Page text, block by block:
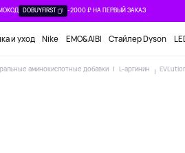
DOBUYFIRST -2000 ₽ НА ПЕРВЫЙ ЗАКАЗ
и уход Nike EMO&AIBI Стайлер Dyson
аминокислотные добавки L-аргинин